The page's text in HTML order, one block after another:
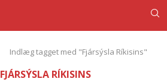
Indlæg tagget med "Fjársýsla Ríkisins"
FJÁRSÝSLA RÍKISINS